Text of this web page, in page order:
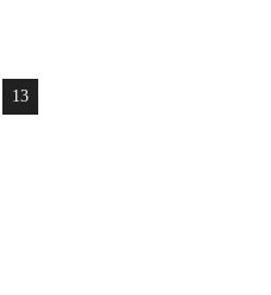
13